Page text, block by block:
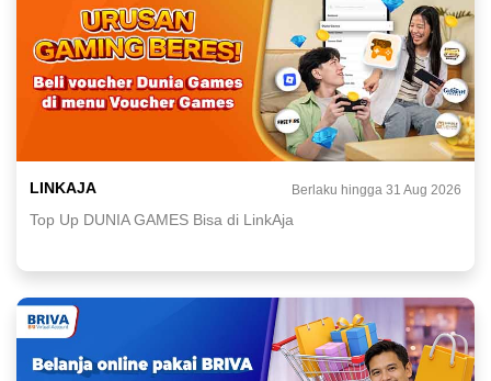
LINKAJA Berlaku hingga 31 Aug 2026
Top Up DUNIA GAMES Bisa di LinkAja